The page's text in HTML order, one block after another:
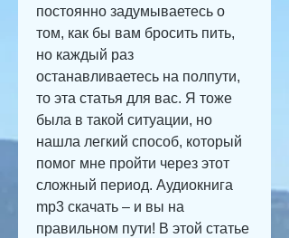
постоянно задумываетесь о
том, как бы вам бросить пить,
но каждый раз
останавливаетесь на полпути,
то эта статья для вас. Я тоже
была в такой ситуации, но
нашла легкий способ, который
помог мне пройти через этот
сложный период. Аудиокнига
mp3 скачать – и вы на
правильном пути! В этой статье